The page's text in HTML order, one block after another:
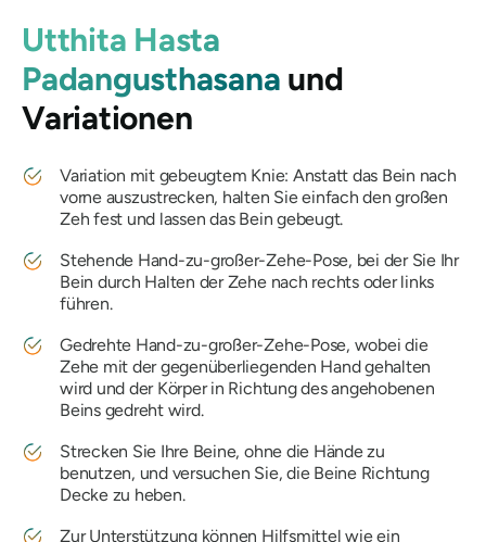
Utthita Hasta
Padangusthasana und
Variationen
Variation mit gebeugtem Knie: Anstatt das Bein nach
vorne auszustrecken, halten Sie einfach den großen
Zeh fest und lassen das Bein gebeugt.
Stehende Hand-zu-großer-Zehe-Pose, bei der Sie Ihr
Bein durch Halten der Zehe nach rechts oder links
führen.
Gedrehte Hand-zu-großer-Zehe-Pose, wobei die
Zehe mit der gegenüberliegenden Hand gehalten
wird und der Körper in Richtung des angehobenen
Beins gedreht wird.
Strecken Sie Ihre Beine, ohne die Hände zu
benutzen, und versuchen Sie, die Beine Richtung
Decke zu heben.
Zur Unterstützung können Hilfsmittel wie ein